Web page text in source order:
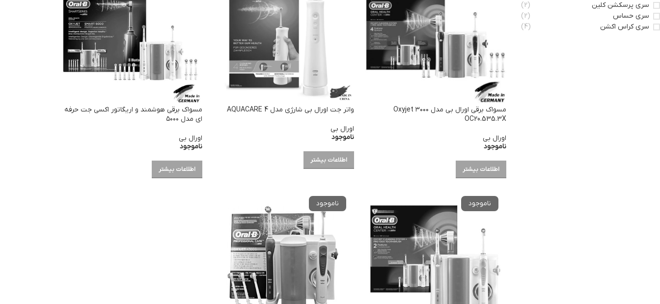
سری پرسکشن کلین
(2)
سری حساس
(2)
سری کراس اکشن
(4)
مسواک برقی اورال بی مدل ۳۰۰۰ Oxyjet
OC20.535.3X
اورال بی
ناموجود
اطلاعات بیشتر
واتر جت اورال بی شارژی مدل AQUACARE 4
اورال بی
ناموجود
اطلاعات بیشتر
مسواک برقی هوشمند و اریگاتور اکسی جت حرفه
ای مدل ۵۰۰۰
اورال بی
ناموجود
اطلاعات بیشتر